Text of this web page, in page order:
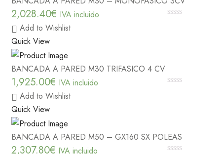
2,028.40€ IVA incluido
Add to Wishlist
Quick View
BANCADA A PARED M30 TRIFASICO 4 CV
1,925.00€ IVA incluido
Add to Wishlist
Quick View
BANCADA A PARED M50 – GX160 SX POLEAS
2,307.80€ IVA incluido